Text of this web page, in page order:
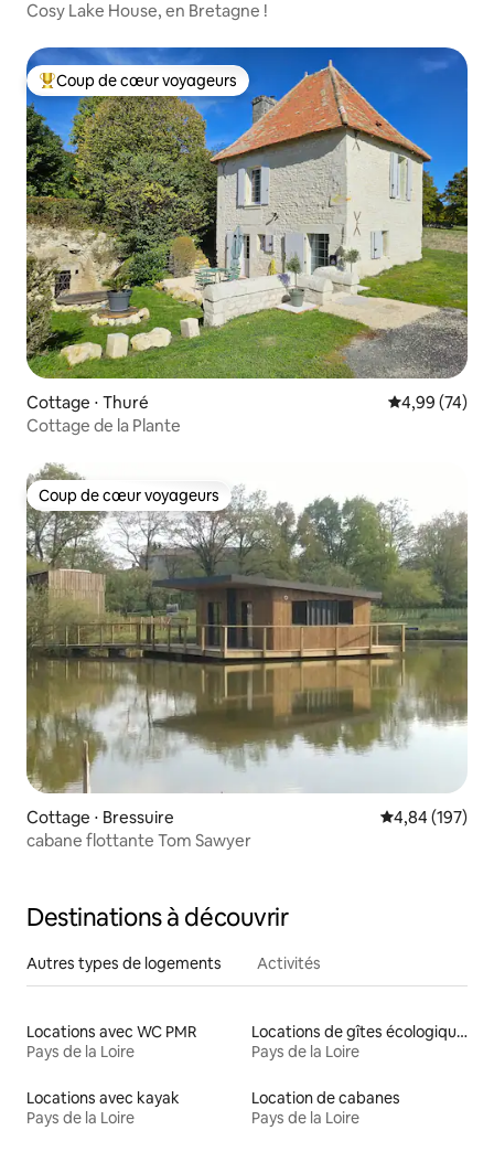
Cosy Lake House, en Bretagne !
Coups de cœur voyageurs les plus appréciés
Coup de cœur voyageurs
Cottage ⋅ Thuré Évaluation
4,99 (74)
Cottage de la Plante
Coup de cœur voyageurs
Coup de cœur voyageurs
Cottage ⋅ Bressuire Évaluation
4,84 (197)
cabane flottante Tom Sawyer
Destinations à découvrir
Autres types de logements Activités
Locations avec WC PMR
Pays de la Loire
Locations de gîtes écologiques
Pays de la Loire
Locations avec kayak
Pays de la Loire
Location de cabanes
Pays de la Loire